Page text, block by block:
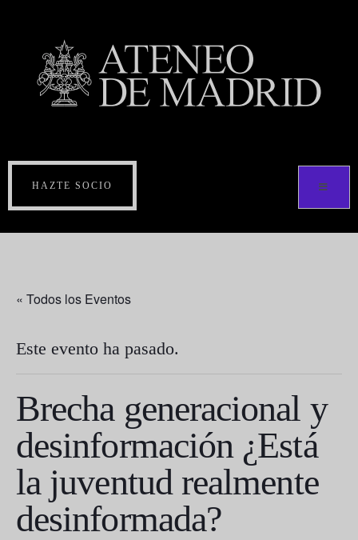
HAZTE SOCIO
« Todos los Eventos
Este evento ha pasado.
Brecha generacional y
desinformación ¿Está
la juventud realmente
desinformada?